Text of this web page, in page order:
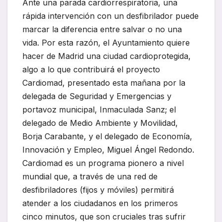
Ante una parada cardiorrespiratoria, una
rápida intervención con un desfibrilador puede
marcar la diferencia entre salvar o no una
vida. Por esta razón, el Ayuntamiento quiere
hacer de Madrid una ciudad cardioprotegida,
algo a lo que contribuirá el proyecto
Cardiomad, presentado esta mañana por la
delegada de Seguridad y Emergencias y
portavoz municipal, Inmaculada Sanz; el
delegado de Medio Ambiente y Movilidad,
Borja Carabante, y el delegado de Economía,
Innovación y Empleo, Miguel Ángel Redondo.
Cardiomad es un programa pionero a nivel
mundial que, a través de una red de
desfibriladores (fijos y móviles) permitirá
atender a los ciudadanos en los primeros
cinco minutos, que son cruciales tras sufrir